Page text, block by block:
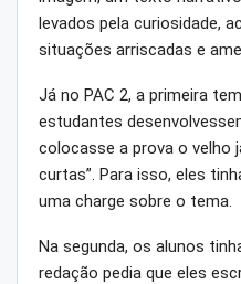
levados pela curiosidade,
situações arriscadas e
Já no PAC 2, a primeira
estudantes
colocasse a prova o velho
curtas”. Para isso, eles
uma charge sobre o tema.
Na segunda, os alunos
redação pedia que eles